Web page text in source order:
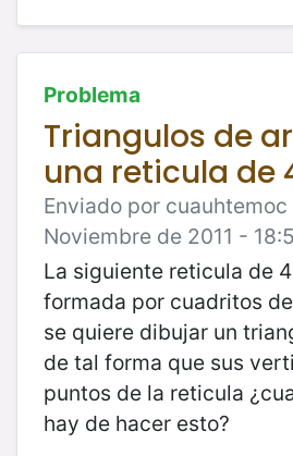
Problema
Triangulos de
una reticula de
Enviado por
Noviembre de 2011 -
La siguiente reticula de
formada por cuadritos
se quiere dibujar un
de tal forma que sus
puntos de la reticula
hay de hacer esto?